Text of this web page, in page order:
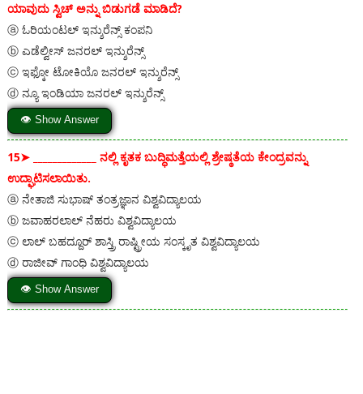
ಯಾವುದು ಸ್ವಿಚ್ ಅನ್ನು ಬಿಡುಗಡೆ ಮಾಡಿದೆ?
ⓐ ಓರಿಯಂಟಲ್ ಇನ್ಶುರೆನ್ಸ್ ಕಂಪನಿ
ⓑ ಎಡೆಲ್ವೀಸ್ ಜನರಲ್ ಇನ್ಶುರೆನ್ಸ್
ⓒ ಇಫ್ಕೋ ಟೋಕಿಯೊ ಜನರಲ್ ಇನ್ಶುರೆನ್ಸ್
ⓓ ನ್ಯೂ ಇಂಡಿಯಾ ಜನರಲ್ ಇನ್ಶುರೆನ್ಸ್
👁 Show Answer
15➤
_____________ ನಲ್ಲಿ ಕೃತಕ ಬುದ್ಧಿಮತ್ತೆಯಲ್ಲಿ ಶ್ರೇಷ್ಠತೆಯ ಕೇಂದ್ರವನ್ನು
ಉದ್ಘಾಟಿಸಲಾಯಿತು.
ⓐ ನೇತಾಜಿ ಸುಭಾಷ್ ತಂತ್ರಜ್ಞಾನ ವಿಶ್ವವಿದ್ಯಾಲಯ
ⓑ ಜವಾಹರಲಾಲ್ ನೆಹರು ವಿಶ್ವವಿದ್ಯಾಲಯ
ⓒ ಲಾಲ್ ಬಹದ್ದೂರ್ ಶಾಸ್ತ್ರಿ ರಾಷ್ಟ್ರೀಯ ಸಂಸ್ಕೃತ ವಿಶ್ವವಿದ್ಯಾಲಯ
ⓓ ರಾಜೀವ್ ಗಾಂಧಿ ವಿಶ್ವವಿದ್ಯಾಲಯ
👁 Show Answer